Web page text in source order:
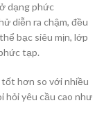
dạng phức
diễn ra chậm, đều
bạc siêu mịn, lớp
tạp.
tốt hơn so với nhiều
hỏi yêu cầu cao như